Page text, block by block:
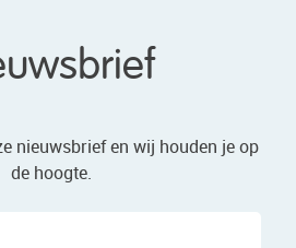
nieuwsbrief en wij houden je op
de hoogte.